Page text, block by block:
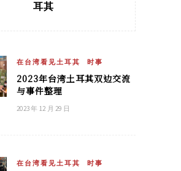
耳其
在台湾看见土耳其 时事
2023年台湾土耳其双边交流
与事件整理
2023 年 12 月 29 日
在台湾看见土耳其 时事